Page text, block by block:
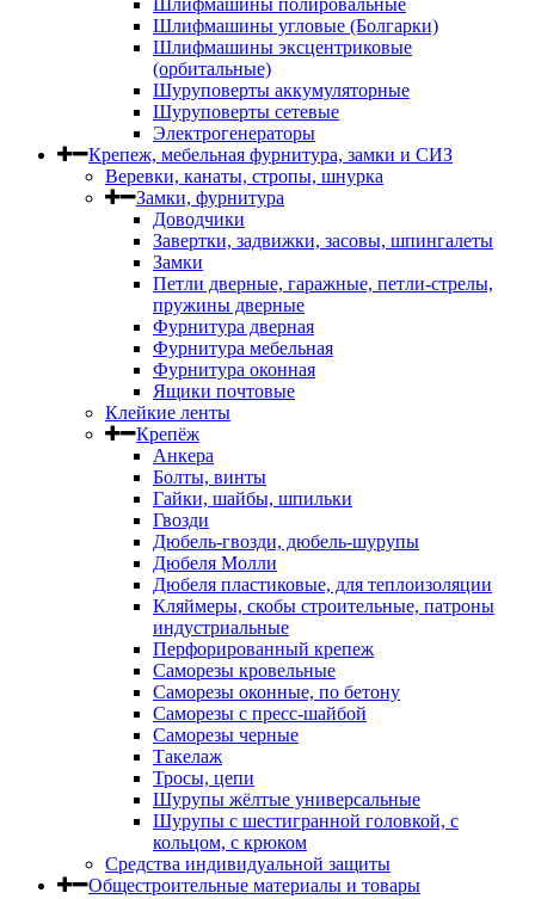
Шлифмашины полировальные
Шлифмашины угловые (Болгарки)
Шлифмашины эксцентриковые
(орбитальные)
Шуруповерты аккумуляторные
Шуруповерты сетевые
Электрогенераторы
Крепеж, мебельная фурнитура, замки и СИЗ
Веревки, канаты, стропы, шнурка
Замки, фурнитура
Доводчики
Завертки, задвижки, засовы, шпингалеты
Замки
Петли дверные, гаражные, петли-стрелы,
пружины дверные
Фурнитура дверная
Фурнитура мебельная
Фурнитура оконная
Ящики почтовые
Клейкие ленты
Крепёж
Анкера
Болты, винты
Гайки, шайбы, шпильки
Гвозди
Дюбель-гвозди, дюбель-шурупы
Дюбеля Молли
Дюбеля пластиковые, для теплоизоляции
Кляймеры, скобы строительные, патроны
индустриальные
Перфорированный крепеж
Саморезы кровельные
Саморезы оконные, по бетону
Саморезы с пресс-шайбой
Саморезы черные
Такелаж
Тросы, цепи
Шурупы жёлтые универсальные
Шурупы с шестигранной головкой, с
кольцом, с крюком
Средства индивидуальной защиты
Общестроительные материалы и товары